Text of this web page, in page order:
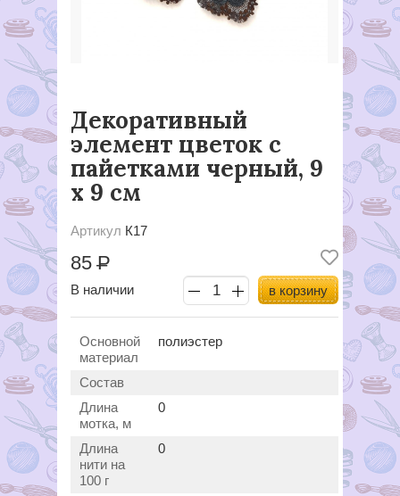
Декоративный
элемент цветок с
пайетками черный, 9
х 9 см
Артикул К17
85Р
В наличии в корзину
Основной
материал
полиэстер
Состав
Длина
мотка, м
0
Длина
нити на
100 г
0